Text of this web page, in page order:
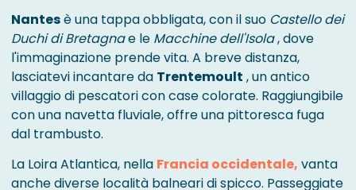
Nantesè una tappa obbligata, con il suo Castello dei
Duchi di Bretagnae le Macchine dell'Isola, dove
l'immaginazione prende vita. A breve distanza,
lasciatevi incantare da Trentemoult , un antico
villaggio di pescatori con case colorate. Raggiungibile
con una navetta fluviale, offre una pittoresca fuga
dal trambusto.
La Loira Atlantica, nella Francia occidentale, vanta
anche diverse località balneari di spicco. Passeggiate